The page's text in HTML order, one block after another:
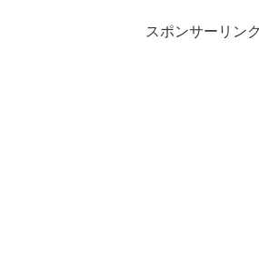
スポンサーリンク